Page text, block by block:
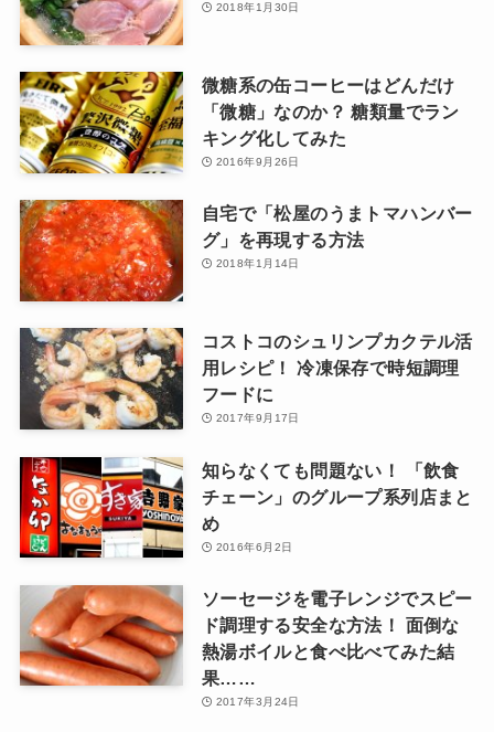
2018年1月30日
微糖系の缶コーヒーはどんだけ
「微糖」なのか？ 糖類量でラン
キング化してみた
2016年9月26日
自宅で「松屋のうまトマハンバー
グ」を再現する方法
2018年1月14日
コストコのシュリンプカクテル活
用レシピ！ 冷凍保存で時短調理
フードに
2017年9月17日
知らなくても問題ない！ 「飲食
チェーン」のグループ系列店まと
め
2016年6月2日
ソーセージを電子レンジでスピー
ド調理する安全な方法！ 面倒な
熱湯ボイルと食べ比べてみた結
果……
2017年3月24日